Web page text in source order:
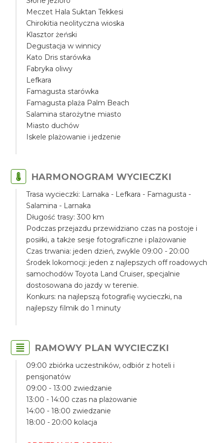
Meczet Hala Suktan Tekkesi
Chirokitia neolityczna wioska
Klasztor żeński
Degustacja w winnicy
Kato Dris starówka
Fabryka oliwy
Lefkara
Famagusta starówka
Famagusta plaża Palm Beach
Salamina starożytne miasto
Miasto duchów
Iskele plażowanie i jedzenie
HARMONOGRAM WYCIECZKI
Trasa wycieczki: Larnaka - Lefkara - Famagusta -
Salamina - Larnaka
Długość trasy: 300 km
Podczas przejazdu przewidziano czas na postoje i
posiłki, a także sesje fotograficzne i plażowanie
Czas trwania: jeden dzień, zwykle 09:00 - 20:00
Środek lokomocji: jeden z najlepszych off roadowych
samochodów Toyota Land Cruiser, specjalnie
dostosowana do jazdy w terenie.
Konkurs: na najlepszą fotografię wycieczki, na
najlepszy filmik do 1 minuty
RAMOWY PLAN WYCIECZKI
09:00 zbiórka uczestników, odbiór z hoteli i
pensjonatów
09:00 - 13:00 zwiedzanie
13:00 - 14:00 czas na plażowanie
14:00 - 18:00 zwiedzanie
18:00 - 20:00 kolacja